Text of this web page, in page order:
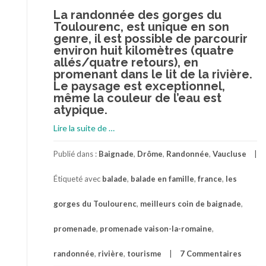
La randonnée des gorges du
Toulourenc, est unique en son
genre, il est possible de parcourir
environ huit kilomètres (quatre
allés/quatre retours), en
promenant dans le lit de la rivière.
Le paysage est exceptionnel,
même la couleur de l’eau est
atypique.
Lire la suite de
Gorges
Toulourenc
Une
les
dans
…
Publié dans : Baignade, Drôme, Randonnée, Vaucluse
Étiqueté avec balade, balade en famille, france, les
gorges du Toulourenc, meilleurs coin de baignade,
promenade, promenade vaison-la-romaine,
randonnée, rivière, tourisme 7 Commentaires